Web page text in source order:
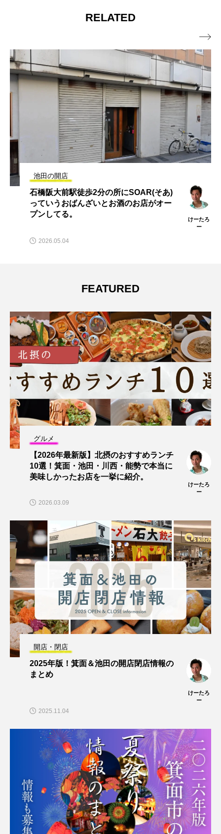
RELATED
池田の開店
石橋阪大前駅徒歩2分の所にSOAR(そあ)
っていうおばんざいとお酒のお店がオー
プンしてる。
けーたろ
ー
2026.05.04

FEATURED
グルメ
【2026年最新版】北摂のおすすめランチ
10選！箕面・池田・川西・能勢で本当に
美味しかったお店を一挙に紹介。
けーたろ
ー
2026.03.09
開店・閉店
2025年版！箕面＆池田の開店閉店情報の
まとめ
けーたろ
ー
2025.11.04